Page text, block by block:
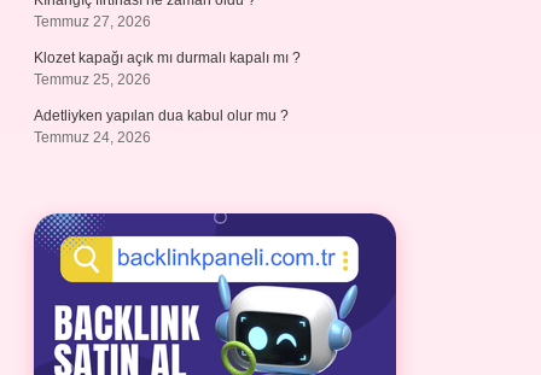
Temmuz 27, 2026
Klozet kapağı açık mı durmalı kapalı mı ?
Temmuz 25, 2026
Adetliyken yapılan dua kabul olur mu ?
Temmuz 24, 2026